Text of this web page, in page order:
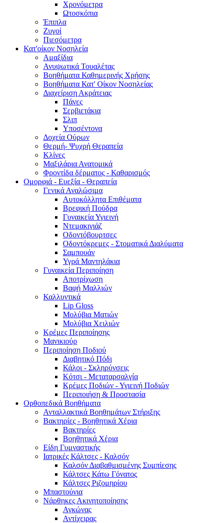
Χρονόμετρα
Ωτοσκόπια
Έπιπλα
Ζυγοί
Πιεσόμετρα
Κατ'οίκον Νοσηλεία
Αμαξίδια
Ανυψωτικά Τουαλέτας
Βοηθήματα Καθημερινής Χρήσης
Βοηθήματα Κατ' Οίκον Νοσηλείας
Διαχείριση Ακράτειας
Πάνες
Σερβιετάκια
Σλιπ
Υποσέντονα
Δοχεία Ούρων
Θερμή- Ψυχρή Θεραπεία
Κλίνες
Μαξιλάρια Ανατομικά
Φροντίδα δέρματος - Καθαρισμός
Ομορφιά - Ευεξία - Θεραπεία
Γενικά Αναλώσιμα
Αυτοκόλλητα Επιθέματα
Βρεφική Πούδρα
Γυναικεία Υγιεινή
Ντεμακιγιάζ
Οδοντόβουρτσες
Οδοντόκρεμες - Στοματικά Διαλύματα
Σαμπουάν
Υγρά Μαντηλάκια
Γυναικεία Περιποίηση
Αποτρίχωση
Βαφή Μαλλιών
Καλλυντικά
Lip Gloss
Μολύβια Ματιών
Μολύβια Χειλιών
Κρέμες Περιποίησης
Μανικιούρ
Περιποίηση Ποδιού
Διαβητικό Πόδι
Κάλοι - Σκληρύνσεις
Κότσι - Μεταταρσαλγία
Κρέμες Ποδιών - Υγιεινή Ποδιών
Περιποιήση & Προστασία
Ορθοπεδικά Βοηθήματα
Ανταλλακτικά Βοηθημάτων Στήριξης
Βακτηρίες - Βοηθητικά Χέρια
Βακτηρίες
Βοηθητικά Χέρια
Είδη Γυμναστικής
Ιατρικές Κάλτσες - Καλσόν
Καλσόν Διαβαθμισμένης Συμπίεσης
Κάλτσες Κάτω Γόνατος
Κάλτσες Ριζομηρίου
Μπαστούνια
Νάρθηκες Ακινητοποίησης
Αγκώνας
Αντίχειρας